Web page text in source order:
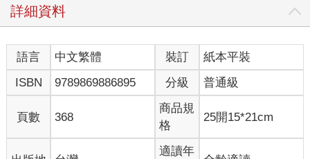
詳細資料
語言 中文繁體 裝訂
紙本平裝
ISBN
9789869886895 分級 普通級
頁數 368
商品規
格
25開15*21cm
適讀年